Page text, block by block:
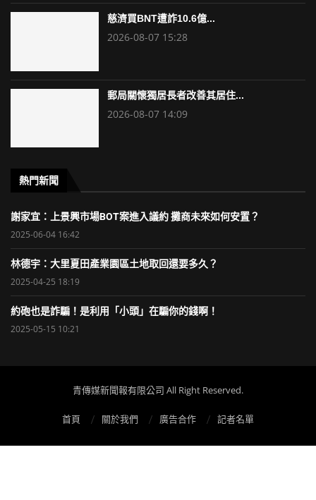
慈濟買BNT遭詐10.6億...
2026-08-07 15:28
郵局關懷獨居長者改善其居住...
2026-08-07 14:09
熱門新聞
謝家宜：上景興市場BOT案進入議約 攤商未來如何安置？
2025-06-04 16:42
林德宇：大里夏田產業園區土地取回還要多久？
2025-04-25 18:19
約砲也是詐騙！是利用「小頭」在騙你的錢啊！
2025-05-15 10:21
青傳媒新聞報有限公司 All Right Reserved.
首頁 關於我們 廣告合作 記者名單